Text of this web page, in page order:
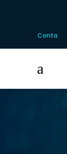
Conta